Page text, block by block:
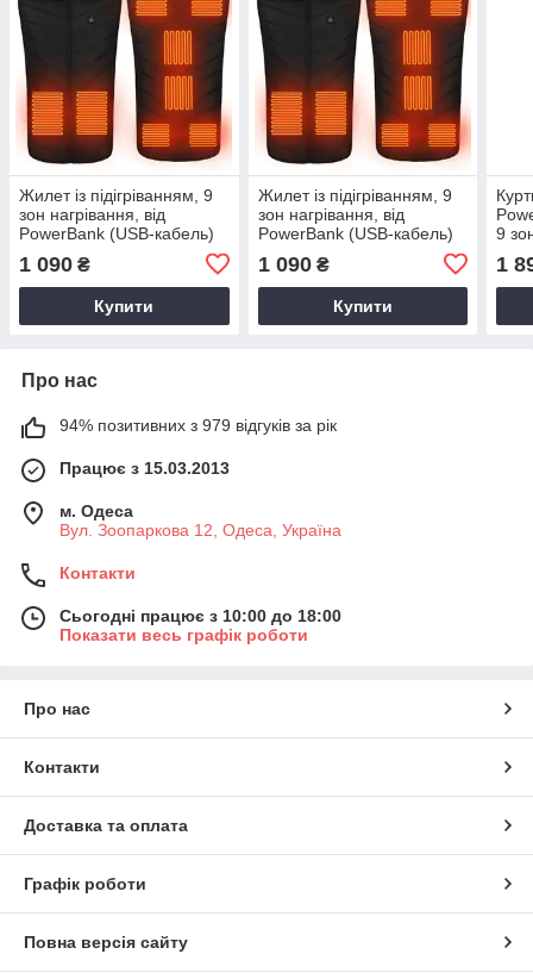
Жилет із підігріванням, 9
зон нагрівання, від
PowerBank (USB-кабель)
відпочинку, XL
1 090 ₴
Купити
Жилет із підігріванням, 9
зон нагрівання, від
PowerBank (USB-кабель)
для туризму, риболовлі,
відпочинку, 6XL
1 090₴
Купити
9
1
Про нас
94% позитивних з 979 відгуків за рік
Працює з 15.03.2013
м. Одеса
Вул. Зоопаркова 12, Одеса, Україна
Контакти
Сьогодні працює з 10:00 до 18:00
Показати весь графік роботи
Про нас
Контакти
Доставка та оплата
Графік роботи
Повна версія сайту